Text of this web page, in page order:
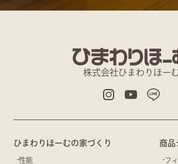
株式会社ひまわりほー
ひまわりほーむの家づくり
性能
商品
フ